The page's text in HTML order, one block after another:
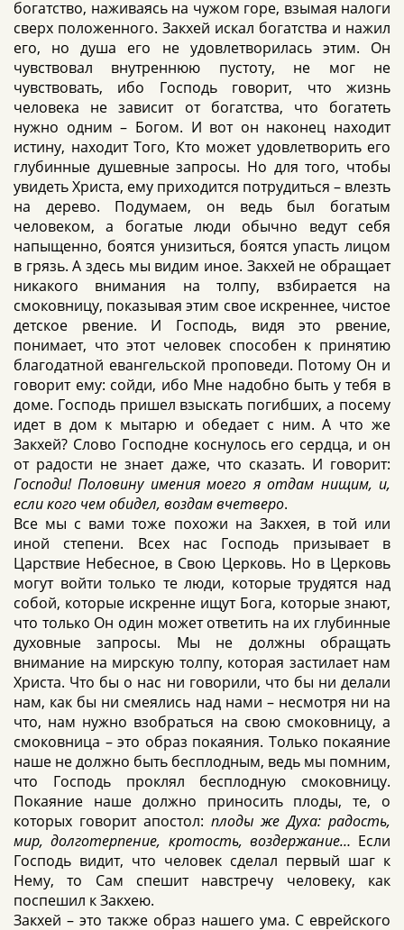
богатство, наживаясь на чужом горе, взымая налоги
сверх положенного. Закхей искал богатства и нажил
его, но душа его не удовлетворилась этим. Он
чувствовал внутреннюю пустоту, не мог не
чувствовать, ибо Господь говорит, что жизнь
человека не зависит от богатства, что богатеть
нужно одним – Богом. И вот он наконец находит
истину, находит Того, Кто может удовлетворить его
глубинные душевные запросы. Но для того, чтобы
увидеть Христа, ему приходится потрудиться – влезть
на дерево. Подумаем, он ведь был богатым
человеком, а богатые люди обычно ведут себя
напыщенно, боятся унизиться, боятся упасть лицом
в грязь. А здесь мы видим иное. Закхей не обращает
никакого внимания на толпу, взбирается на
смоковницу, показывая этим свое искреннее, чистое
детское рвение. И Господь, видя это рвение,
понимает, что этот человек способен к принятию
благодатной евангельской проповеди. Потому Он и
говорит ему: сойди, ибо Мне надобно быть у тебя в
доме. Господь пришел взыскать погибших, а посему
идет в дом к мытарю и обедает с ним. А что же
Закхей? Слово Господне коснулось его сердца, и он
от радости не знает даже, что сказать. И говорит:
Господи! Половину имения моего я отдам нищим, и,
если кого чем обидел, воздам вчетверо.
Все мы с вами тоже похожи на Закхея, в той или
иной степени. Всех нас Господь призывает в
Царствие Небесное, в Свою Церковь. Но в Церковь
могут войти только те люди, которые трудятся над
собой, которые искренне ищут Бога, которые знают,
что только Он один может ответить на их глубинные
духовные запросы. Мы не должны обращать
внимание на мирскую толпу, которая застилает нам
Христа. Что бы о нас ни говорили, что бы ни делали
нам, как бы ни смеялись над нами – несмотря ни на
что, нам нужно взобраться на свою смоковницу, а
смоковница – это образ покаяния. Только покаяние
наше не должно быть бесплодным, ведь мы помним,
что Господь проклял бесплодную смоковницу.
Покаяние наше должно приносить плоды, те, о
которых говорит апостол: плоды же Духа: радость,
мир, долготерпение, кротость, воздержание… Если
Господь видит, что человек сделал первый шаг к
Нему, то Сам спешит навстречу человеку, как
поспешил к Закхею.
Закхей – это также образ нашего ума. С еврейского